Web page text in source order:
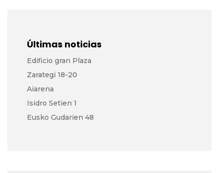
Últimas noticias
Edificio gran Plaza
Zarategi 18-20
Aiarena
Isidro Setien 1
Eusko Gudarien 48